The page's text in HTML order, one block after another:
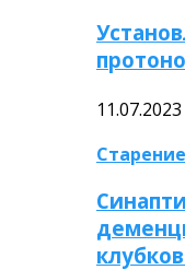
11.07.2023
Старение